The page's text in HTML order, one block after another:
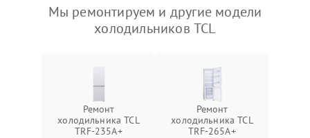
Мы ремонтируем и другие модели
холодильников TCL
Ремонт
холодильника TCL
TRF-235A+
Ремонт
холодильника TCL
TRF-265A+